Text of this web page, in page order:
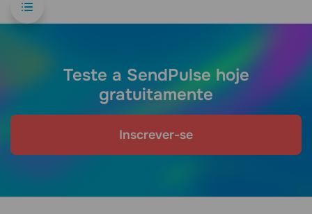
Teste a SendPulse hoje
gratuitamente
Inscrever-se